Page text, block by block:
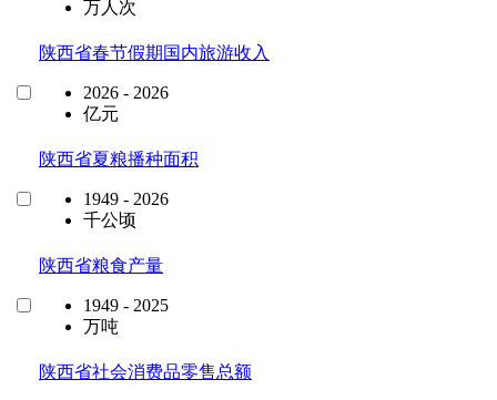
万人次
陕西省春节假期国内旅游收入
2026 - 2026
亿元
陕西省夏粮播种面积
1949 - 2026
千公顷
陕西省粮食产量
1949 - 2025
万吨
陕西省社会消费品零售总额